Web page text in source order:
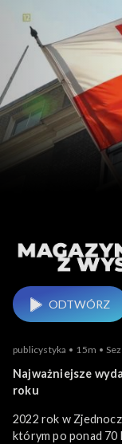
ODTWÓRZ
publicystyka 15m
Najważniejsze
roku
2022 rok w
którym po ponad 70